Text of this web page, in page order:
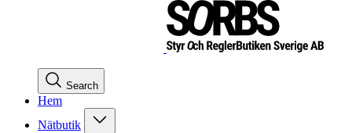
Search
Hem
Nätbutik